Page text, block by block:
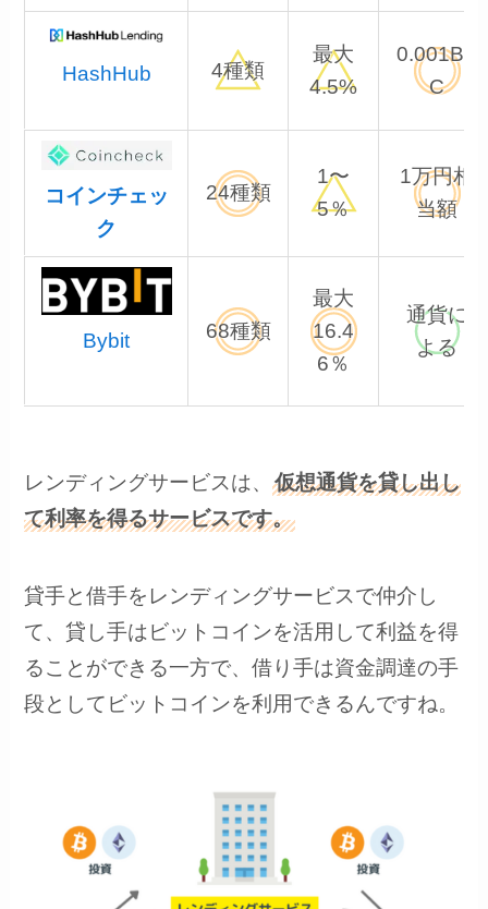
HashHub 4種類
最大
4.5%
0.001BT
C
コインチェッ
ク
24種類
1〜
5％
1万円相
当額
Bybit 68種類
最大
16.4
6％
通貨に
よる
レンディングサービスは、仮想通貨を貸し出し
て利率を得るサービスです。
貸手と借手をレンディングサービスで仲介し
て、貸し手はビットコインを活用して利益を得
ることができる一方で、借り手は資金調達の手
段としてビットコインを利用できるんですね。